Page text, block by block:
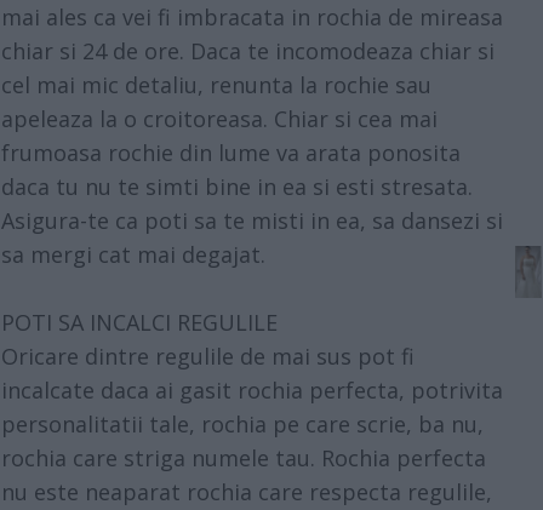
mai ales ca vei fi imbracata in rochia de mireasa
chiar si 24 de ore. Daca te incomodeaza chiar si
cel mai mic detaliu, renunta la rochie sau
apeleaza la o croitoreasa. Chiar si cea mai
frumoasa rochie din lume va arata ponosita
daca tu nu te simti bine in ea si esti stresata.
Asigura-te ca poti sa te misti in ea, sa dansezi si
sa mergi cat mai degajat.
POTI SA INCALCI REGULILE
Oricare dintre regulile de mai sus pot fi
incalcate daca ai gasit rochia perfecta, potrivita
personalitatii tale, rochia pe care scrie, ba nu,
rochia care striga numele tau. Rochia perfecta
nu este neaparat rochia care respecta regulile,